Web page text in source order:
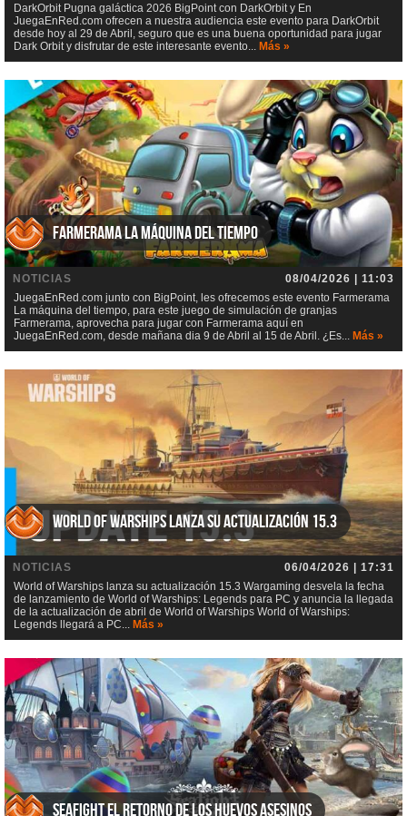
DarkOrbit Pugna galáctica 2026 BigPoint con DarkOrbit y En
JuegaEnRed.com ofrecen a nuestra audiencia este evento para DarkOrbit
desde hoy al 29 de Abril, seguro que es una buena oportunidad para jugar
Dark Orbit y disfrutar de este interesante evento... Más »
Farmerama La máquina del tiempo
NOTICIAS
08/04/2026 | 11:03
JuegaEnRed.com junto con BigPoint, les ofrecemos este evento Farmerama
La máquina del tiempo, para este juego de simulación de granjas
Farmerama, aprovecha para jugar con Farmerama aquí en
JuegaEnRed.com, desde mañana dia 9 de Abril al 15 de Abril. ¿Es... Más »
World of Warships lanza su actualización 15.3
NOTICIAS
06/04/2026 | 17:31
World of Warships lanza su actualización 15.3 Wargaming desvela la fecha
de lanzamiento de World of Warships: Legends para PC y anuncia la llegada
de la actualización de abril de World of Warships World of Warships:
Legends llegará a PC... Más »
Seafight El retorno de los huevos asesinos